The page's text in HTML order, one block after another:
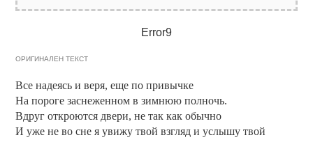
Error9
ОРИГИНАЛЕН ТЕКСТ
Все надеясь и веря, еще по привычке
На пороге заснеженном в зимнюю полночь.
Вдруг откроются двери, не так как обычно
И уже не во сне я увижу твой взгляд и услышу твой